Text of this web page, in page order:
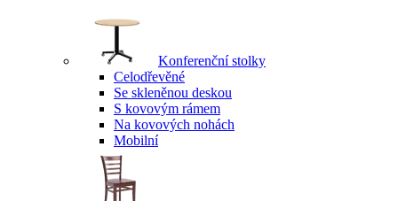
Konferenční stolky
Celodřevěné
Se skleněnou deskou
S kovovým rámem
Na kovových nohách
Mobilní